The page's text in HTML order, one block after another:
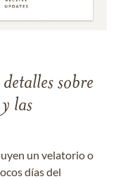
sobre
las
un velatorio o
días del